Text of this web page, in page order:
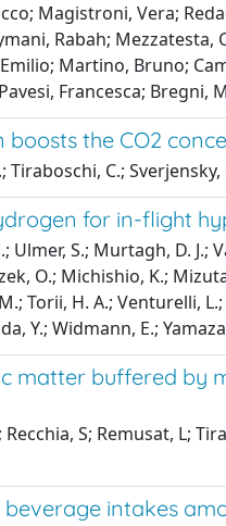
Magistroni, Vera;
Rabah; Mezzatesta,
Martino, Bruno;
Francesca; Bregni,
boosts the CO2
Tiraboschi, C.;
for in-flight
Ulmer, S.; Murtagh, D. J.;
O.; Michishio, K.;
Torii, H. A.; Venturelli,
Y.; Widmann, E.;
matter buffered by
S; Remusat, L;
intakes